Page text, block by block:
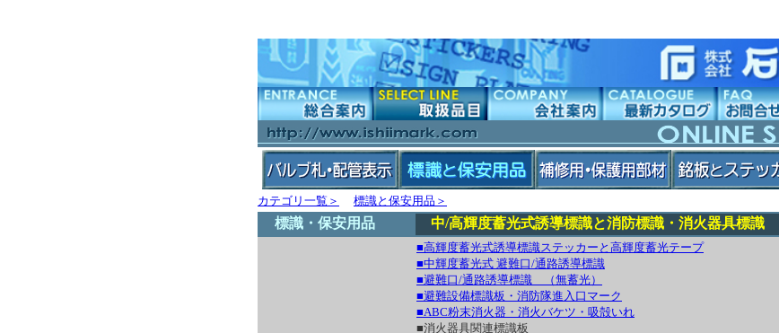
カテゴリ一覧＞ 標識と保安用品＞
標識・保安用品 中/高輝度蓄光式誘導標識と消防標識・消火器具標識
■高輝度蓄光式誘導標識ステッカーと高輝度蓄光テープ
■中輝度蓄光式 避難口/通路誘導標識
■避難口/通路誘導標識 （無蓄光）
■避難設備標識板・消防隊進入口マーク
■ABC粉末消火器・消火バケツ・吸殻いれ
■消火器具関連標識板